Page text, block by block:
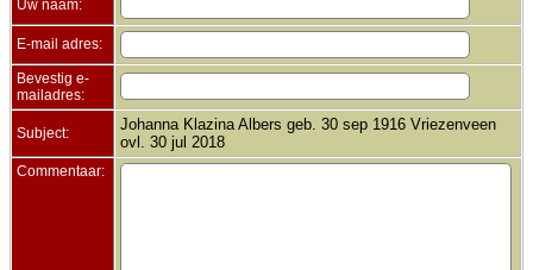
Uw naam:
E-mail adres:
Bevestig e-
mailadres:
Subject:
Johanna Klazina Albers geb. 30 sep 1916 Vriezenveen
ovl. 30 jul 2018
Commentaar: